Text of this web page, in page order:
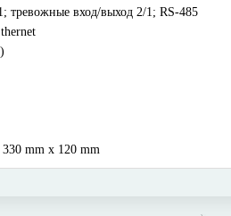
тревожные вход/выход 2/1; RS-485
mm x 120 mm